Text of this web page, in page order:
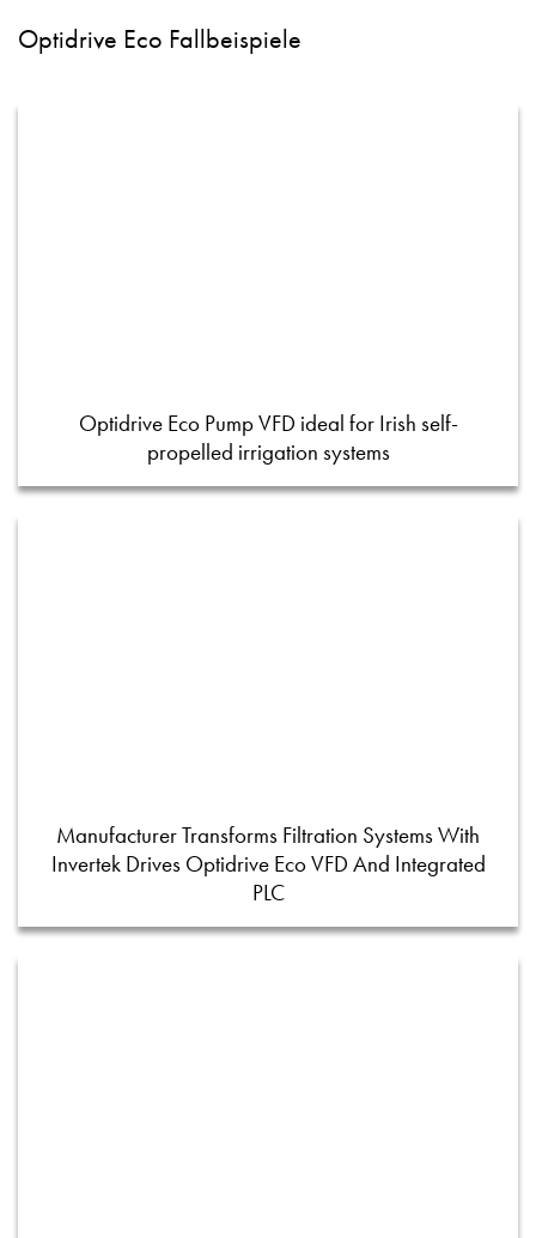
Optidrive Eco Fallbeispiele
Optidrive Eco Pump VFD ideal for Irish self-
propelled irrigation systems
Manufacturer Transforms Filtration Systems With
Invertek Drives Optidrive Eco VFD And Integrated
PLC